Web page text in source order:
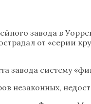
завода в
от «серии
завода систему